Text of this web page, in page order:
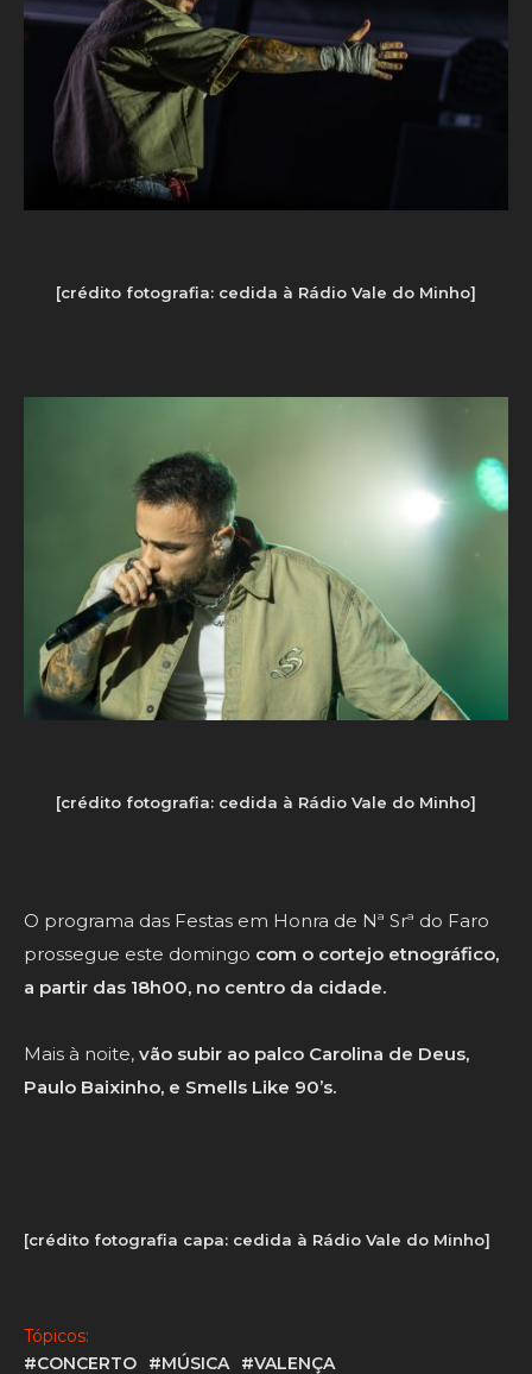
[crédito fotografia: cedida à Rádio Vale do Minho]
[crédito fotografia: cedida à Rádio Vale do Minho]
O programa das Festas em Honra de Nª Srª do Faro
prossegue este domingo com o cortejo etnográfico,
a partir das 18h00, no centro da cidade.
Mais à noite, vão subir ao palco Carolina de Deus,
Paulo Baixinho, e Smells Like 90’s.
[crédito fotografia capa: cedida à Rádio Vale do Minho]
Tópicos:
#CONCERTO
#MÚSICA #VALENÇA